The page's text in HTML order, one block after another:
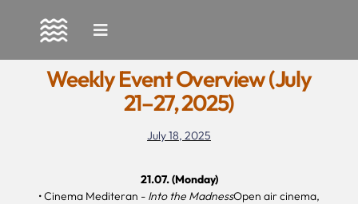
to
contentWeekly Event Overview (July
21–27, 2025)
July 18, 2025
21.07. (Monday)
• Cinema Mediteran - Into the MadnessOpen air cinema,